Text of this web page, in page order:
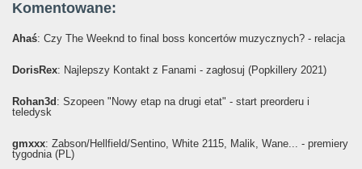
Komentowane:
Ahaś: Czy The Weeknd to final boss koncertów muzycznych? - relacja
DorisRex: Najlepszy Kontakt z Fanami - zagłosuj (Popkillery 2021)
Rohan3d : Szopeen "Nowy etap na drugi etat" - start preorderu i
teledysk
gmxxx: Żabson/Hellfield/Sentino, White 2115, Malik, Wane... - premiery
tygodnia (PL)